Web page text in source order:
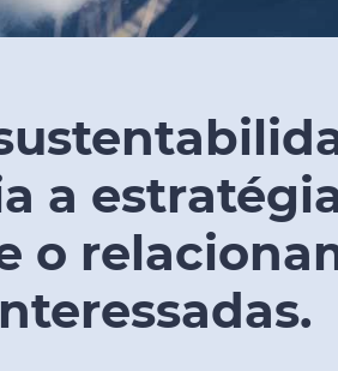
a
o